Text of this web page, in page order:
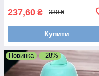
237,60 ₴ 330 ₴
Купити
Новинка –28%